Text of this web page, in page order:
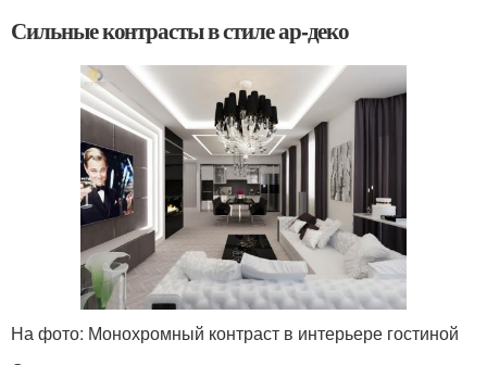
Сильные контрасты в стиле ар-деко
На фото: Монохромный контраст в интерьере гостиной